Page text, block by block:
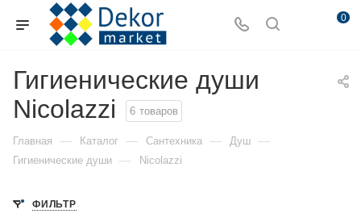
0
Гигиенические души
Nicolazzi
6 товаров
Главная — Каталог — Сантехника — Душ —
Гигиенические души — Nicolazzi
ФИЛЬТР